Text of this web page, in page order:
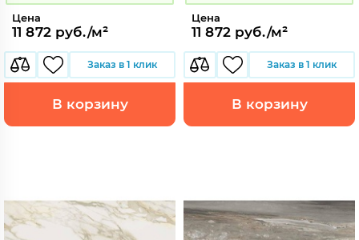
Цена
11 872 руб./м²
Заказ в 1 клик
В корзину
Цена
11 872 руб./м²
Заказ в 1 клик
В корзину